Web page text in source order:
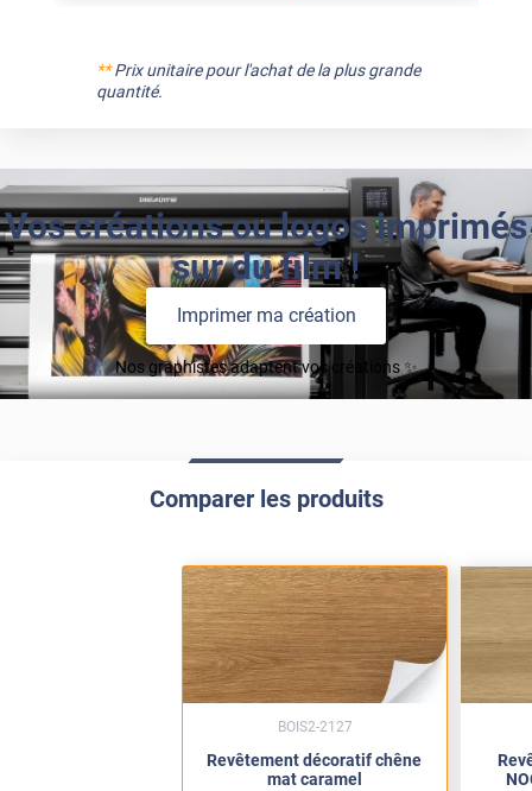
**Prix unitaire pour l'achat de la plus grande
quantité.
Vos créations ou logos imprimés
sur du film !
Imprimer ma création
Nos graphistes adaptent vos créations ✨
Comparer les produits
Revêtement décoratif chêne
mat caramel
BOIS2-2127